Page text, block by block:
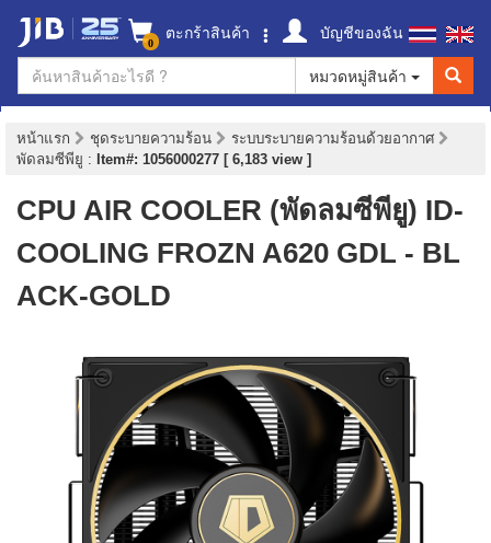
0 ตะกร้าสินค้า
บัญชีของฉัน
หมวดหมู่สินค้า
หน้าแรก ชุดระบายความร้อน
ระบบระบายความร้อนด้วยอากาศ
พัดลมซีพียู : Item#: 1056000277 [ 6,183 view ]
CPU AIR COOLER (พัดลมซีพียู) ID-
COOLING FROZN A620 GDL - BL
ACK-GOLD